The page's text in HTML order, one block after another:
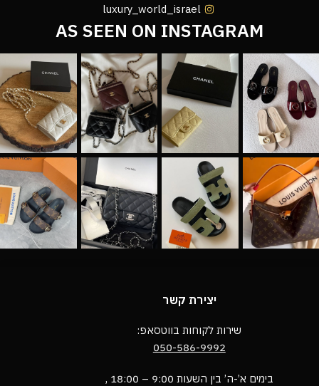
luxury_world_israel
AS SEEN ON INSTAGRAM
יצירת קשר
שירות לקוחות בווטסאפ:
050-586-9992
בימים א’-ה’ בין השעות 9:00 – 18:00 ,